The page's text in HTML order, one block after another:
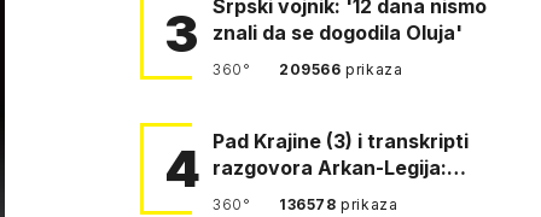
3
Srpski vojnik: '12 dana nismo
znali da se dogodila Oluja'
360° 209566prikaza
4 Pad Krajine (3) i transkripti
razgovora Arkan-Legija:
'Čujem, prelazite ustašam…
360° 136578prikaza